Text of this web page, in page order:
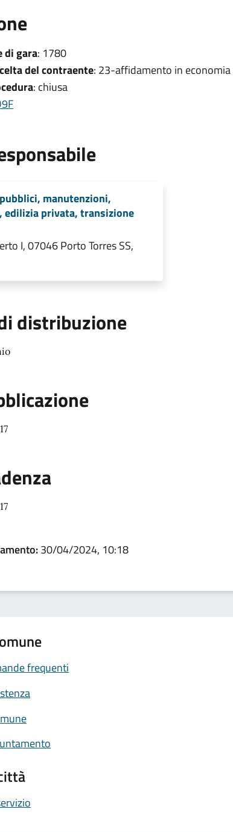
di gara: 1780
del contraente: 23-affidamento in
: chiusa
manutenzioni,
edilizia privata, transizione
I, 07046 Porto Torres SS,
distribuzione
30/04/2024, 10:18
frequenti